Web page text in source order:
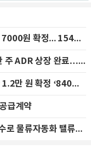
희망밴드 최상단 딜리셔스, 공모가 7000원 확정... 154억 규모 IPO 돌입
SK하이닉스, 나스닥에 1억7790만 주 ADR 상장 완료…29일 국내 추가 상장
자율주행 AI 스트라드비젼, 공모가 1.2만 원 확정 ‘840억 수혈’
급계약
클로봇, 두산로지스틱스솔루션 인수로 물류자동화 밸류체인 확장 추진 - IBK투자증권